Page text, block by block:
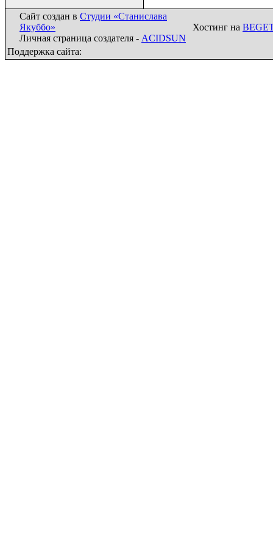
Сайт создан в Студии «Станислава
Якуббо»
Личная страница создателя - ACIDSUN
Хостинг на
Поддержка сайта: